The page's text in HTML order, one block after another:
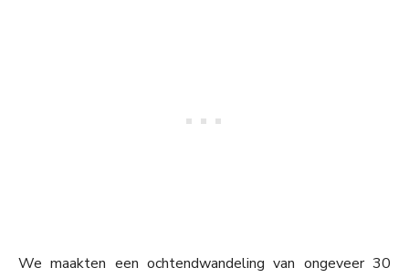
We maakten een ochtendwandeling van ongeveer 30